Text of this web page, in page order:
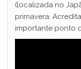
(localizada no
primavera.
importante ponto